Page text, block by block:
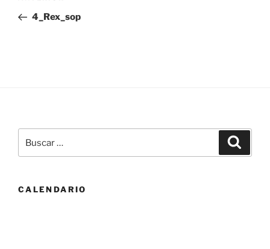
entradas
anterior:
4_Rex_sop
por:
CALENDARIO